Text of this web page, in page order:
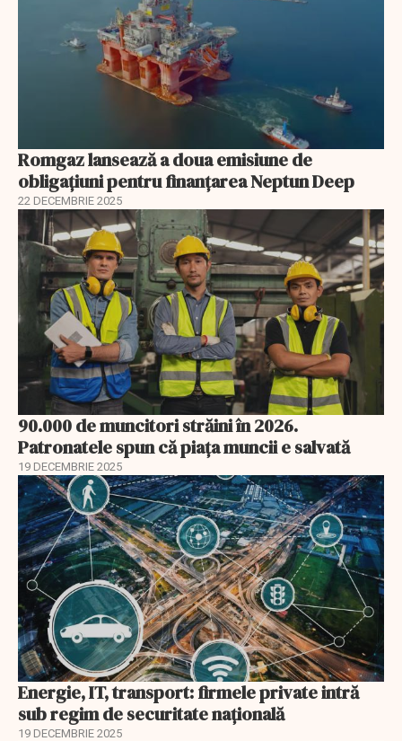
Romgaz lansează a doua emisiune de
obligațiuni pentru finanțarea Neptun Deep
22 DECEMBRIE 2025
90.000 de muncitori străini în 2026.
Patronatele spun că piața muncii e salvată
19 DECEMBRIE 2025
Energie, IT, transport: firmele private intră
sub regim de securitate națională
19 DECEMBRIE 2025